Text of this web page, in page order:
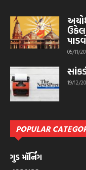
05/11/
19/12/
POPULAR
ગુડ મૉર્નિંગ